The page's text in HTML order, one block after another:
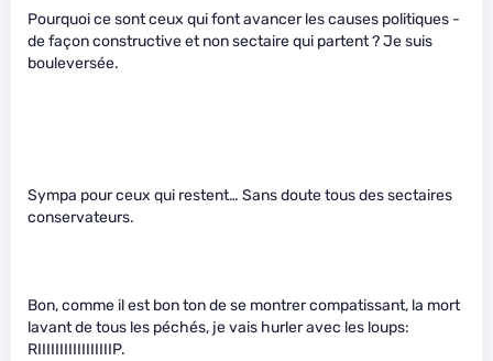
Pourquoi ce sont ceux qui font avancer les causes politiques -
de façon constructive et non sectaire qui partent ? Je suis
bouleversée.
Sympa pour ceux qui restent… Sans doute tous des sectaires
conservateurs.
Bon, comme il est bon ton de se montrer compatissant, la mort
lavant de tous les péchés, je vais hurler avec les loups:
RIIIIIIIIIIIIIIIIIP.